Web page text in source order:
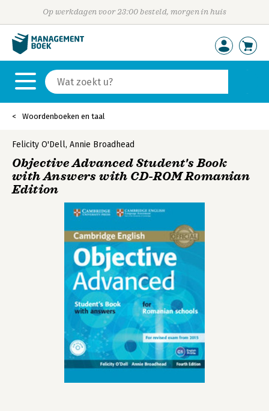
Op werkdagen voor 23:00 besteld, morgen in huis
Woordenboeken en taal
Felicity O'Dell, Annie Broadhead
Objective Advanced Student's Book
with Answers with CD-ROM Romanian
Edition